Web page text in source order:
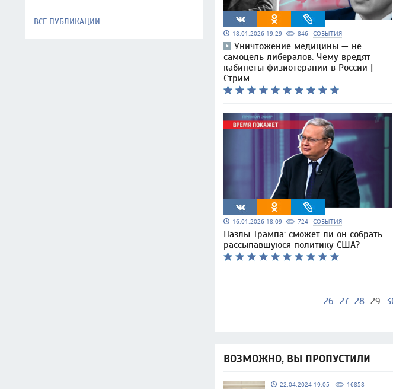
ВСЕ ПУБЛИКАЦИИ
18.01.2026 19:29 846 СОБЫТИЯ
Уничтожение медицины — не
самоцель либералов. Чему вредят
кабинеты физиотерапии в России |
Стрим
16.01.2026 18:09 724 СОБЫТИЯ
Пазлы Трампа: сможет ли он собрать
рассыпавшуюся политику США?
26 27 28 29
ВОЗМОЖНО, ВЫ ПРОПУСТИЛИ
22.04.2024 19:05 16858